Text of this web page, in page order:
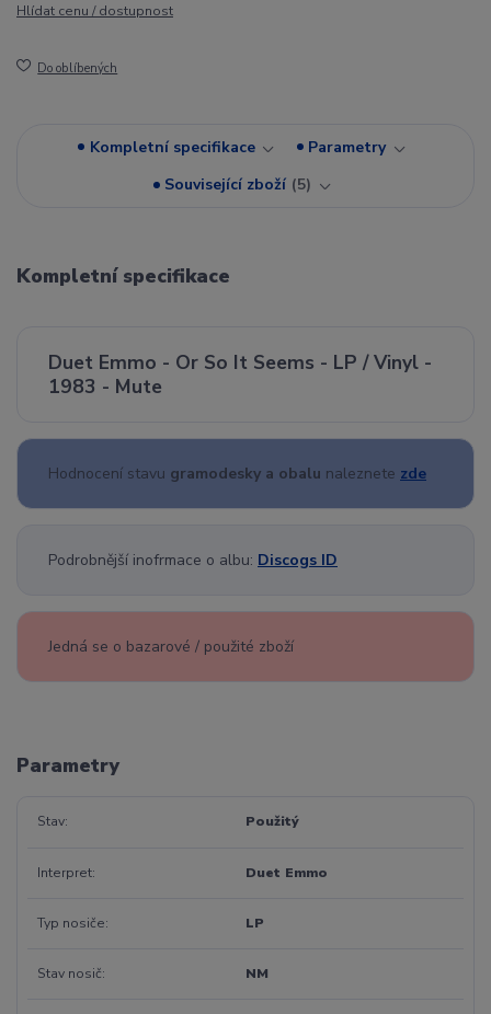
Hlídat cenu / dostupnost
Do oblíbených
Kompletní specifikace
Parametry
Související zboží 5
Kompletní specifikace
Duet Emmo - Or So It Seems - LP / Vinyl -
1983 - Mute
Hodnocení stavu gramodesky a obalu naleznete zde
Podrobnější inofrmace o albu: Discogs ID
Jedná se o bazarové / použité zboží
Parametry
Stav Použitý
Interpret Duet Emmo
Typ nosiče LP
Stav nosič NM